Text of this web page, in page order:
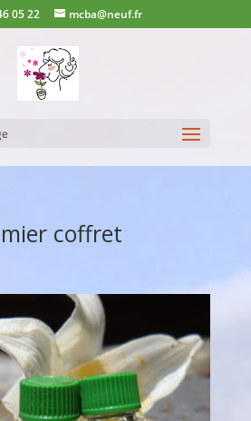
05 22 mcba@neuf.fr
coffret